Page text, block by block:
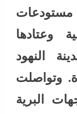
مستودعات
وعتادها
النهود
وتواصلت
البرية